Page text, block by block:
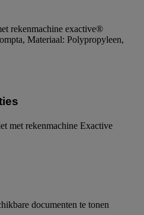
rekenmachine exactive®
Materiaal: Polypropyleen,
met rekenmachine Exactive
documenten te tonen